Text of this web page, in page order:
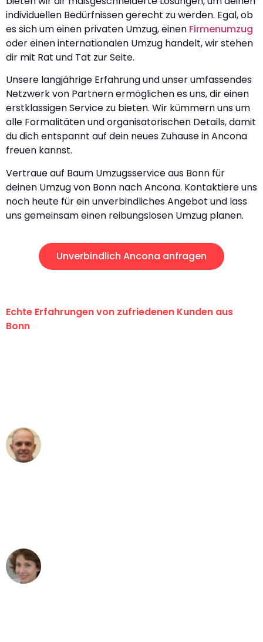
individuellen Bedürfnissen gerecht zu werden. Egal, ob
es sich um einen privaten Umzug, einen Firmenumzug
oder einen internationalen Umzug handelt, wir stehen
dir mit Rat und Tat zur Seite.
Unsere langjährige Erfahrung und unser umfassendes
Netzwerk von Partnern ermöglichen es uns, dir einen
erstklassigen Service zu bieten. Wir kümmern uns um
alle Formalitäten und organisatorischen Details, damit
du dich entspannt auf dein neues Zuhause in Ancona
freuen kannst.
Vertraue auf Baum Umzugsservice aus Bonn für
deinen Umzug von Bonn nach Ancona. Kontaktiere uns
noch heute für ein unverbindliches Angebot und lass
uns gemeinsam einen reibungslosen Umzug planen.
Unverbindlich Ancona anfragen
Echte Erfahrungen von zufriedenen Kunden aus
Bonn